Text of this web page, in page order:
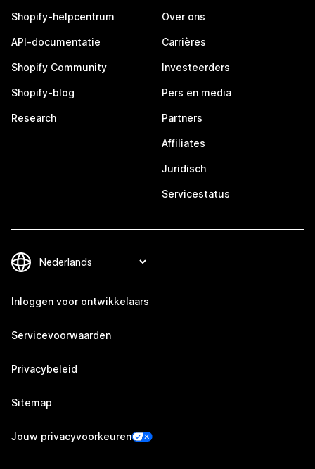
Shopify-helpcentrum
API-documentatie
Shopify Community
Shopify-blog
Research
Over ons
Carrières
Investeerders
Pers en media
Partners
Affiliates
Juridisch
Servicestatus
Inloggen voor ontwikkelaars
Servicevoorwaarden
Privacybeleid
Sitemap
Jouw privacyvoorkeuren